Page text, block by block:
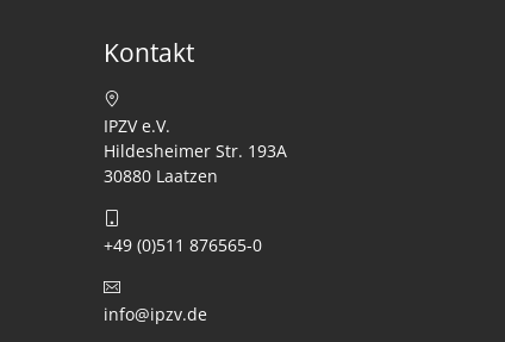
Kontakt
IPZV e.V.
Hildesheimer Str. 193A
30880 Laatzen
+49 (0)511 876565-0
info@ipzv.de